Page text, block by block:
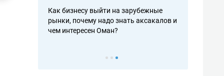
Как бизнесу выйти на зарубежные
рынки, почему надо знать аксакалов и
чем интересен Оман?